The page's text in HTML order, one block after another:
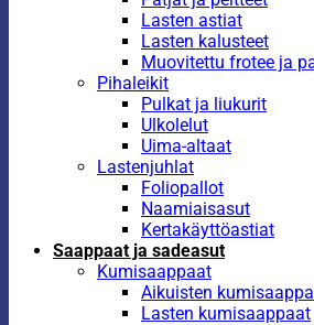
Lasten astiat
Lasten kalusteet
Muovitettu frotee ja
Pihaleikit
Pulkat ja liukurit
Ulkolelut
Uima-altaat
Lastenjuhlat
Foliopallot
Naamiaisasut
Kertakäyttöastiat
Saappaat ja sadeasut
Kumisaappaat
Aikuisten
Lasten kumisaappaat